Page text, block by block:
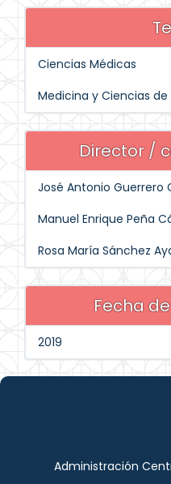
Ciencias Médicas
Medicina y Ciencias de
Director /
José Antonio Guerrero
Manuel Enrique Peña
Rosa María Sánchez
Fecha
2019
Administración